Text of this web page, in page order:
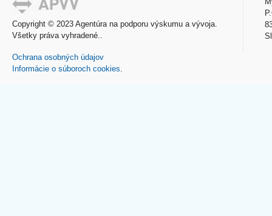
Copyright © 2023 Agentúra na podporu výskumu a vývoja.
Všetky práva vyhradené.
Ochrana osobných údajov
Informácie o súboroch cookies